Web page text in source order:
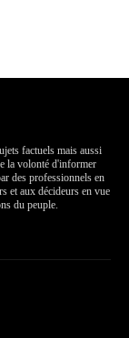
factuels mais aussi
la volonté d'informer
des professionnels en
et aux décideurs en vue
du peuple.